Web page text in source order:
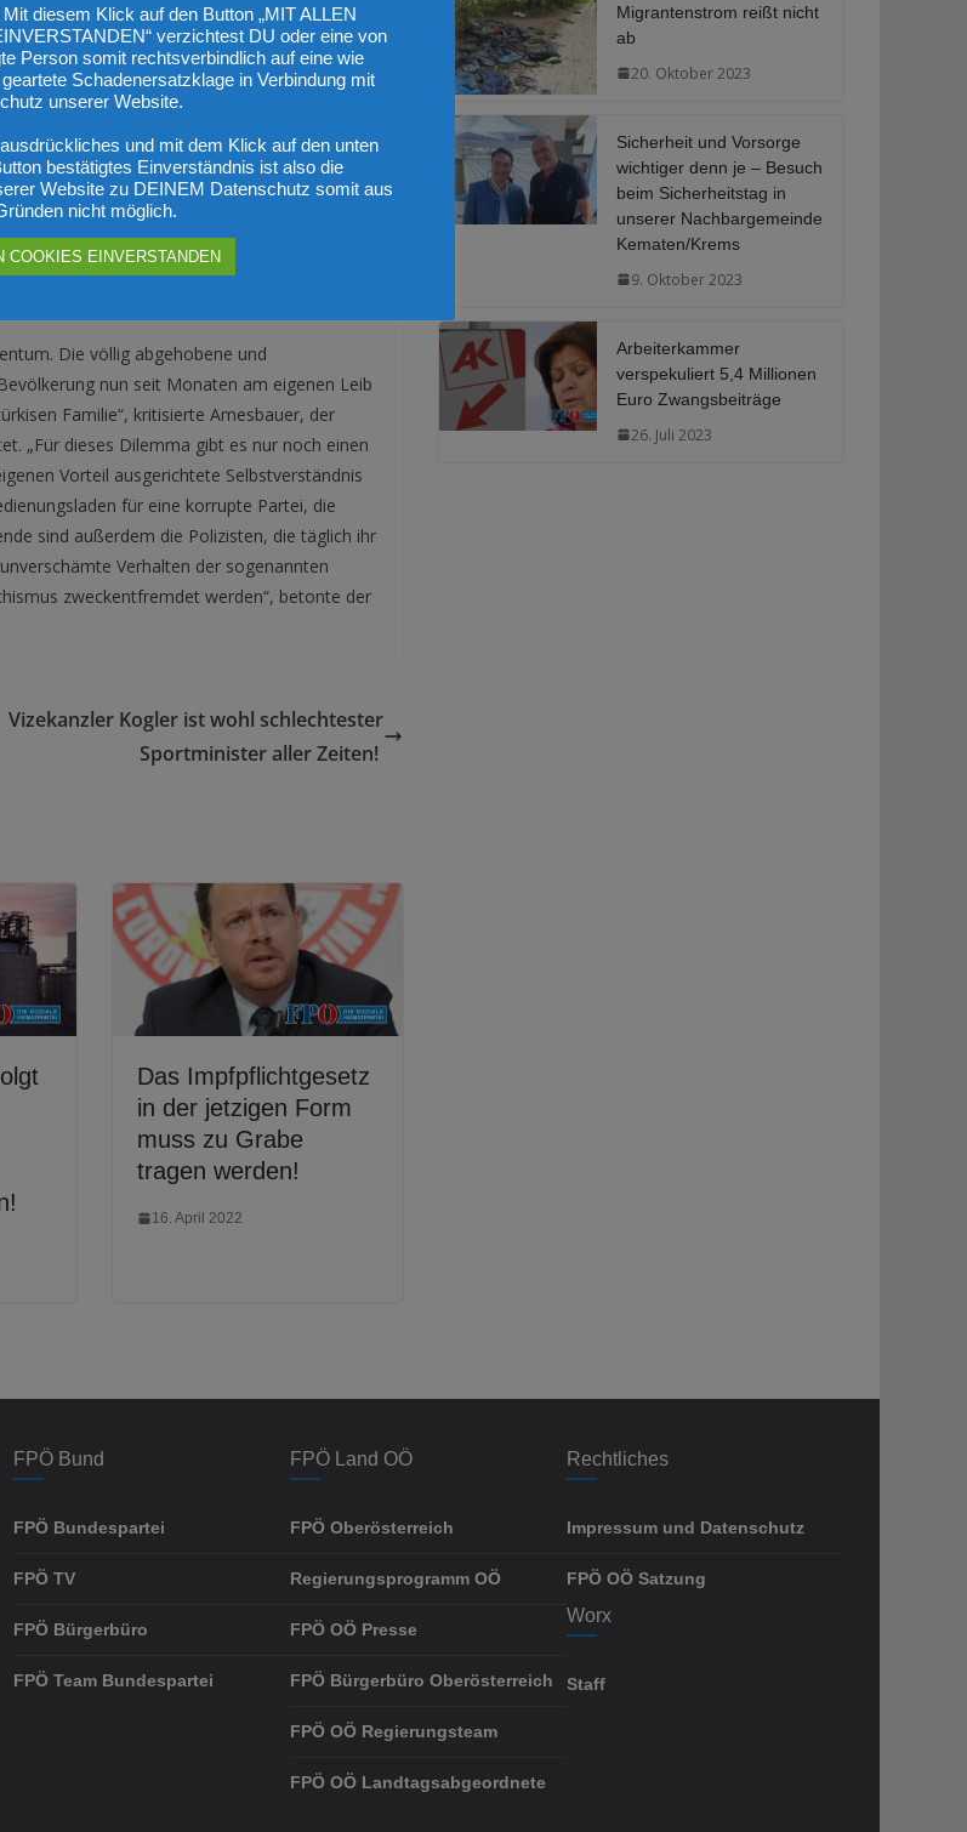
ÖVP-Ministerin Karoline Edtstadler sowie
Takacs, als Direktor der neuen
Haindl als Abteilungsleiter für
Er ist Pressesprecher von ÖVP-
Nationalratspräsident Wolfgang Sobotka.
und Nehammer, Andreas Achatz, zum
als aktueller Kabinettschef des
Die völlig abgehobene und
nun seit Monaten am eigenen Leib
Familie“, kritisierte Amesbauer, der
„Für dieses Dilemma gibt es nur noch einen
Vorteil ausgerichtete Selbstverständnis
für eine korrupte Partei, die
sind außerdem die Polizisten, die täglich ihr
Verhalten der sogenannten
zweckentfremdet werden“, betonte der
Vizekanzler Kogler ist wohl schlechtester
Sportminister aller Zeiten!
Das Impfpflichtgesetz
in der jetzigen Form
muss zu Grabe
tragen werden!
16. April 2022
Migrantenstrom reißt nicht
ab
20. Oktober 2023
Sicherheit und Vorsorge
wichtiger denn je – Besuch
beim Sicherheitstag in
unserer Nachbargemeinde
Kematen/Krems
9. Oktober 2023
Arbeiterkammer
verspekuliert 5,4 Millionen
Euro Zwangsbeiträge
26. Juli 2023
FPÖ Bund
FPÖ Bundespartei
FPÖ TV
FPÖ Bürgerbüro
FPÖ Team Bundespartei
FPÖ Land OÖ
FPÖ Oberösterreich
Regierungsprogramm OÖ
FPÖ OÖ Presse
FPÖ Bürgerbüro Oberösterreich
FPÖ OÖ Regierungsteam
FPÖ OÖ Landtagsabgeordnete
Rechtliches
Impressum und Datenschutz
FPÖ OÖ Satzung
Worx
Staff
diesem Klick auf den Button „MIT ALLEN
verzichtest DU oder eine von
Person somit rechtsverbindlich auf eine wie
Schadenersatzklage in Verbindung mit
unserer Website.
und mit dem Klick auf den unten
bestätigtes Einverständnis ist also die
Website zu DEINEM Datenschutz somit aus
nicht möglich.
COOKIES EINVERSTANDEN